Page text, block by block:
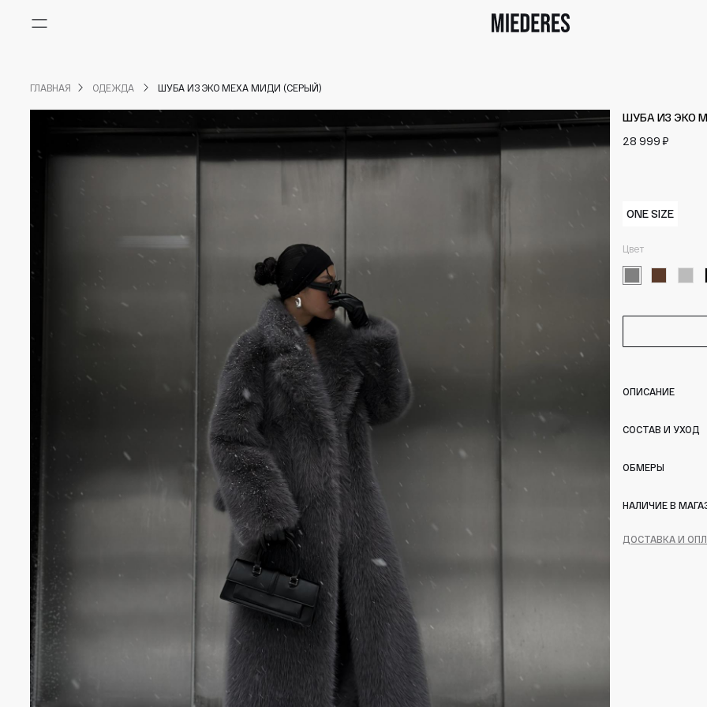
Меню
ГЛАВНАЯ ОДЕЖДА ШУБА ИЗ ЭКО МЕХА МИДИ (СЕРЫЙ)
ШУБА ИЗ ЭКО
28 999 ₽
ONE SIZE
Цвет
ОПИСАНИЕ
СОСТАВ И УХОД
ОБМЕРЫ
НАЛИЧИЕ В
ДОСТАВКА И